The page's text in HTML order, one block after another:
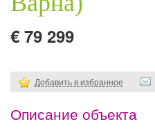
€ 79 299
Добавить в избранное
Описание объекта